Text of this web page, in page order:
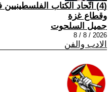
(4) اتّحاد الكتاب
وقطاع غزة
جميل السلحوت
2026 / 8 / 8
الادب والفن